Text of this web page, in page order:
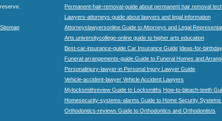
reserve.
Sitemap
Permanent-hair-removal-guide about permanent hair removal
Lawyers-attorneys-guide about lawyers and legal information
Attorneyslawyersonline Guide to Attorneys and Legal
Arts.universitycollege-online guide to higher arts education
Best-car-insurance-guide Car Insurance Guide Ideas-for-
Funeral-arrangements-guide Guide to Funeral Homes and
Personalinjury-lawyer-in Personal Injury Lawyer Guide
Vehicle-accident-lawyer Vehicle Accident Lawyers
Mylocksmithreview Guide to Locksmiths How-to-bleach-teeth
Homesecurity-systems-alarms Guide to Home Security Systems
Orthodontics-reviews Guide to Orthodontics and Orthodontists